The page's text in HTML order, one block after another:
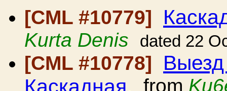
[CML #10779]
Kurta Denis dated 22
[CML #10778]
Каскадная. from